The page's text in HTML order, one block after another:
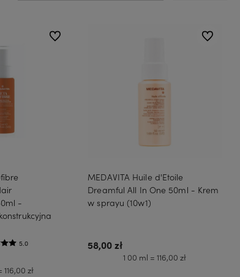
-
5.0
zł
do ulubionych
MEDAVITA Huile d'Etoile
Dreamful All In One 50ml - Krem
w sprayu (10w1)
58,00 zł
1 00 ml = 116,00 zł
do